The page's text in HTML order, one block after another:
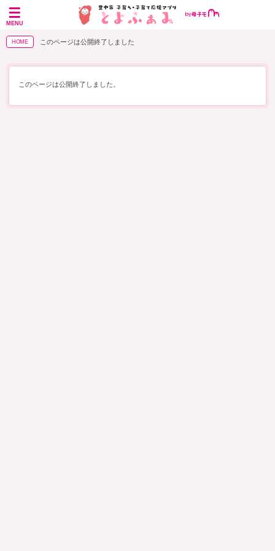
MENU
HOME このページは公開終了しました
このページは公開終了しました。